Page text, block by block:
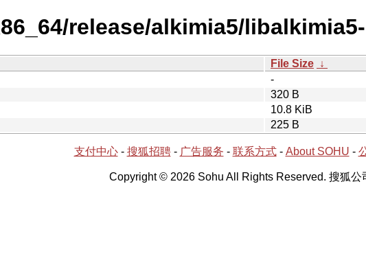
release/alkimia5/
File Size ↓
-
320 B
10.8 KiB
225 B
支付中心- 搜狐招聘- 广告服务 - 联系方式- About SOHU -
Copyright © 2026 Sohu All Rights Reserved. 搜狐公